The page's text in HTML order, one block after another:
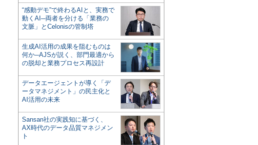
“感動デモ”で終わるAIと、実務で
動くAI─両者を分ける「業務の
文脈」とCelonisの管制塔
生成AI活用の成果を阻むものは
何か─AJSが説く、部門最適から
の脱却と業務プロセス再設計
データエージェントが導く「デ
ータマネジメント」の民主化と
AI活用の未来
Sansan社の実践知に基づく、
AX時代のデータ品質マネジメン
ト